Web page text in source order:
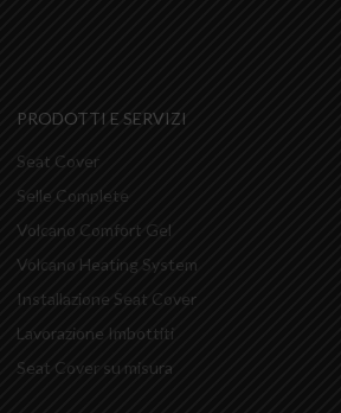
PRODOTTI E SERVIZI
Seat Cover
Selle Complete
Volcano Comfort Gel
Volcano Heating System
Installazione Seat Cover
Lavorazione Imbottiti
Seat Cover su misura